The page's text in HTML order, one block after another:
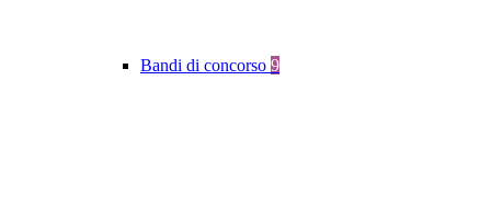
Bandi di concorso 9